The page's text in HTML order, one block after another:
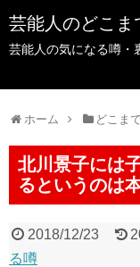
芸能人のどこま
芸能人の気になる噂・
ホーム どこま
北川景子には
るというのは
2018/12/23
る噂